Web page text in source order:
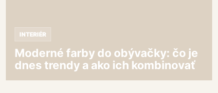
trendy
ich
kombinovať
INTERIÉR
Moderné farby do obývačky: čo je
dnes trendy a ako ich kombinovať